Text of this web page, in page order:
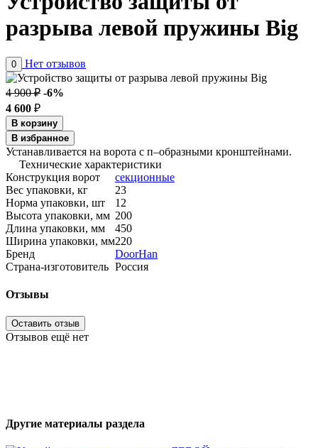
разрыва левой пружины Big
0 Нет отзывов
4 900 ₽ -6%
4 600 ₽
В корзину
В избранное
Устанавливается на ворота с п–образными кронштейнами.
Технические характеристики
Конструкция ворот
секционные
Вес упаковки, кг
23
Норма упаковки, шт
12
Высота упаковки, мм 200
Длина упаковки, мм
450
Ширина упаковки, мм220
Бренд
DoorHan
Страна-изготовитель Россия
Отзывы
Оставить отзыв
Отзывов ещё нет
Другие материалы раздела